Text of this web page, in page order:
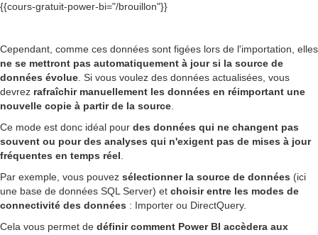
{{cours-gratuit-power-bi="/brouillon"}}
Cependant, comme ces données sont figées lors de l'importation, elles
ne se mettront pas automatiquement à jour si la source de
données évolue . Si vous voulez des données actualisées, vous
devrez rafraîchir manuellement les données en réimportant une
nouvelle copie à partir de la source
Ce mode est donc idéal pour des données qui ne changent pas
souvent ou pour des analyses qui n'exigent pas de mises à jour
fréquentes en temps réel
Par exemple, vous pouvez sélectionner la source de données (ici
une base de données SQL Server) et choisir entre les modes de
connectivité des données : Importer ou DirectQuery.
Cela vous permet de définir comment Power BI accèdera aux